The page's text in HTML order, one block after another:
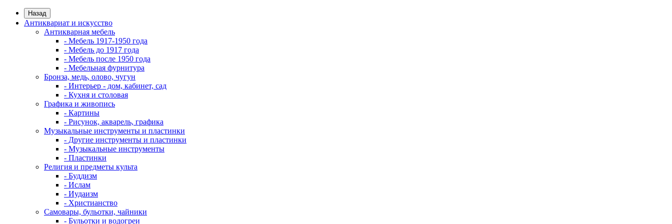
Назад
Антиквариат и искусство
Антикварная мебель
- Мебель 1917-1950 года
- Мебель до 1917 года
- Мебель после 1950 года
- Мебельная фурнитура
Бронза, медь, олово, чугун
- Интерьер - дом, кабинет, сад
- Кухня и столовая
Графика и живопись
- Картины
- Рисунок, акварель, графика
Музыкальные инструменты и пластинки
- Другие инструменты и пластинки
- Музыкальные инструменты
- Пластинки
Религия и предметы культа
- Буддизм
- Ислам
- Иудаизм
- Христианство
Самовары, бульотки, чайники
- Бульотки и водогреи